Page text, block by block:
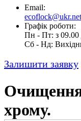
Email:
ecoflock@ukr.net
Графік роботи:
Пн - Пт: з 09.00
Cб - Нд:
Залишити заявку
Очищення
хрому.